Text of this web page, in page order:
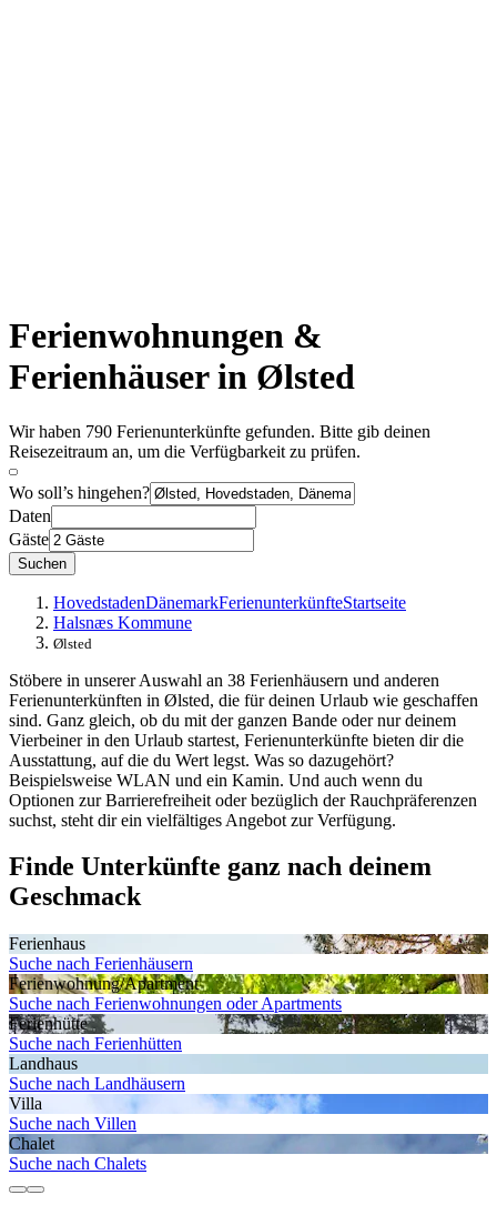
Ferienwohnungen &
Ferienhäuser in Ølsted
Wir haben 790 Ferienunterkünfte gefunden. Bitte gib deinen
Reisezeitraum an, um die Verfügbarkeit zu prüfen.
Wo soll’s hingehen?
Daten
Gäste
Suchen
HovedstadenDänemarkFerienunterkünfteStartseite
Halsnæs Kommune
Ølsted
Stöbere in unserer Auswahl an 38 Ferienhäusern und anderen
Ferienunterkünften in Ølsted, die für deinen Urlaub wie geschaffen
sind. Ganz gleich, ob du mit der ganzen Bande oder nur deinem
Vierbeiner in den Urlaub startest, Ferienunterkünfte bieten dir die
Ausstattung, auf die du Wert legst. Was so dazugehört?
Beispielsweise WLAN und ein Kamin. Und auch wenn du
Optionen zur Barrierefreiheit oder bezüglich der Rauchpräferenzen
suchst, steht dir ein vielfältiges Angebot zur Verfügung.
Finde Unterkünfte ganz nach deinem
Geschmack
Ferienhaus
Suche nach Ferienhäusern
Ferienwohnung/Apartment
Suche nach Ferienwohnungen oder Apartments
Ferienhütte
Suche nach Ferienhütten
Landhaus
Suche nach Landhäusern
Villa
Suche nach Villen
Chalet
Suche nach Chalets